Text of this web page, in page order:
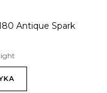
Antique Spark